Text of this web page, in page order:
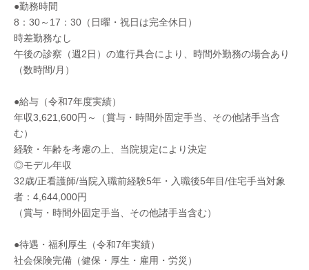
●勤務時間
8：30～17：30（日曜・祝日は完全休日）
時差勤務なし
午後の診察（週2日）の進行具合により、時間外勤務の場合あり
（数時間/月）
●給与（令和7年度実績）
年収3,621,600円～（賞与・時間外固定手当、その他諸手当含
む）
経験・年齢を考慮の上、当院規定により決定
◎モデル年収
32歳/正看護師/当院入職前経験5年・入職後5年目/住宅手当対象
者：4,644,000円
（賞与・時間外固定手当、その他諸手当含む）
●待遇・福利厚生（令和7年実績）
社会保険完備（健保・厚生・雇用・労災）